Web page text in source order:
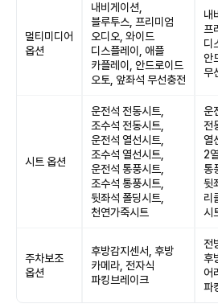
멀티미디어
옵션
내비게이션,
블루투스, 프리미엄
오디오, 와이드
디스플레이, 애플
카플레이, 안드로이드
오토, 앞좌석 무선충전
내
프
디
안
무
시트 옵션
운전석 전동시트,
조수석 전동시트,
운전석 열선시트,
조수석 열선시트,
운전석 통풍시트,
조수석 통풍시트,
뒷좌석 폴딩시트,
천연가죽시트
운
전
열
2
통
뒷
리
시
주차보조
옵션
후방감지센서, 후방
카메라, 전자식
파킹브레이크
전
후
어
파